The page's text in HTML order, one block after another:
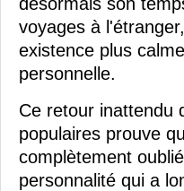
voyages à
existence plus
personnelle.
Ce retour inattendu
populaires prouve
complètement
personnalité qui a